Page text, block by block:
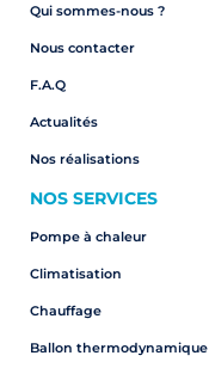
Qui sommes-nous ?
Nous contacter
F.A.Q
Actualités
Nos réalisations
NOS SERVICES
Pompe à chaleur
Climatisation
Chauffage
Ballon thermodynamique